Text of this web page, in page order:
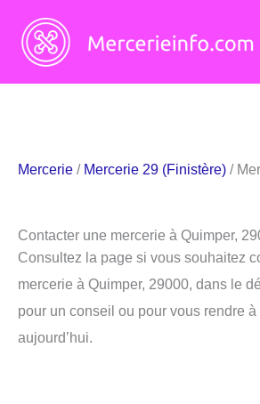
contenu
Mercerie / Mercerie 29 (Finistère) /
Contacter une mercerie à Quimper,
Consultez la page si vous souhaitez
mercerie à Quimper, 29000, dans le
pour un conseil ou pour vous rendre
aujourd’hui.